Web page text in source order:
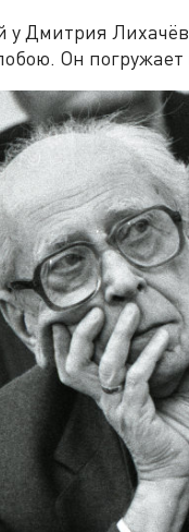
Дмитрия
Он